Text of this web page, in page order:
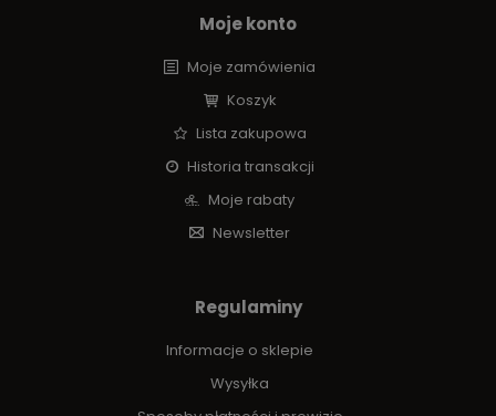
Moje konto
Moje zamówienia
Koszyk
Lista zakupowa
Historia transakcji
Moje rabaty
Newsletter
Regulaminy
Informacje o sklepie
Wysyłka